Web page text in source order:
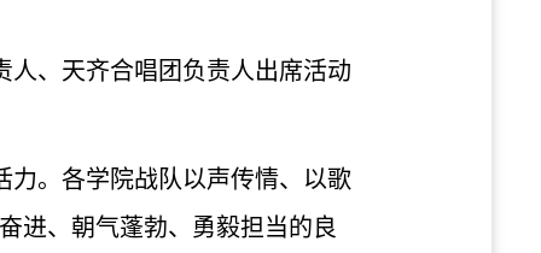
、天齐合唱团负责人出席活动
。各学院战队以声传情、以歌
进、朝气蓬勃、勇毅担当的良